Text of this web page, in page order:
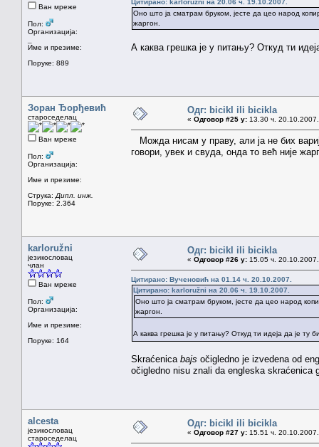
Ван мреже
Пол:
Организација:
Име и презиме:
Поруке: 889
Цитирано: karloružni на 20.06 ч. 19.10.2007.
Оно што ја сматрам бруком, јесте да цео народ
жаргон.
А каква грешка је у питању? Откуд ти
Зоран Ђорђевић
староседелац
Ван мреже
Пол:
Организација:
Име и презиме:
Струка: Дипл. инж.
Поруке: 2.364
Одг: bicikl ili bicikla
« Одговор #25 у: 13.30 ч.
Можда нисам у праву, али ја не бих
говори, увек и свуда, онда то већ није
karloružni
језикословац
члан
Ван мреже
Пол:
Организација:
Име и презиме:
Поруке: 164
Одг: bicikl ili bicikla
« Одговор #26 у: 15.05 ч.
Цитирано: Вученовић на 01.14 ч. 20.10.2007.
Цитирано: karloružni на 20.06 ч. 19.10.2007.
Оно што ја сматрам бруком, јесте да цео народ
жаргон.
А каква грешка је у питању? Откуд ти идеја да је ту
Skraćenica bajs očigledno je izvedena od
očigledno nisu znali da engleska skraćenica
alcesta
језикословац
староседелац
Одг: bicikl ili bicikla
« Одговор #27 у: 15.51 ч.